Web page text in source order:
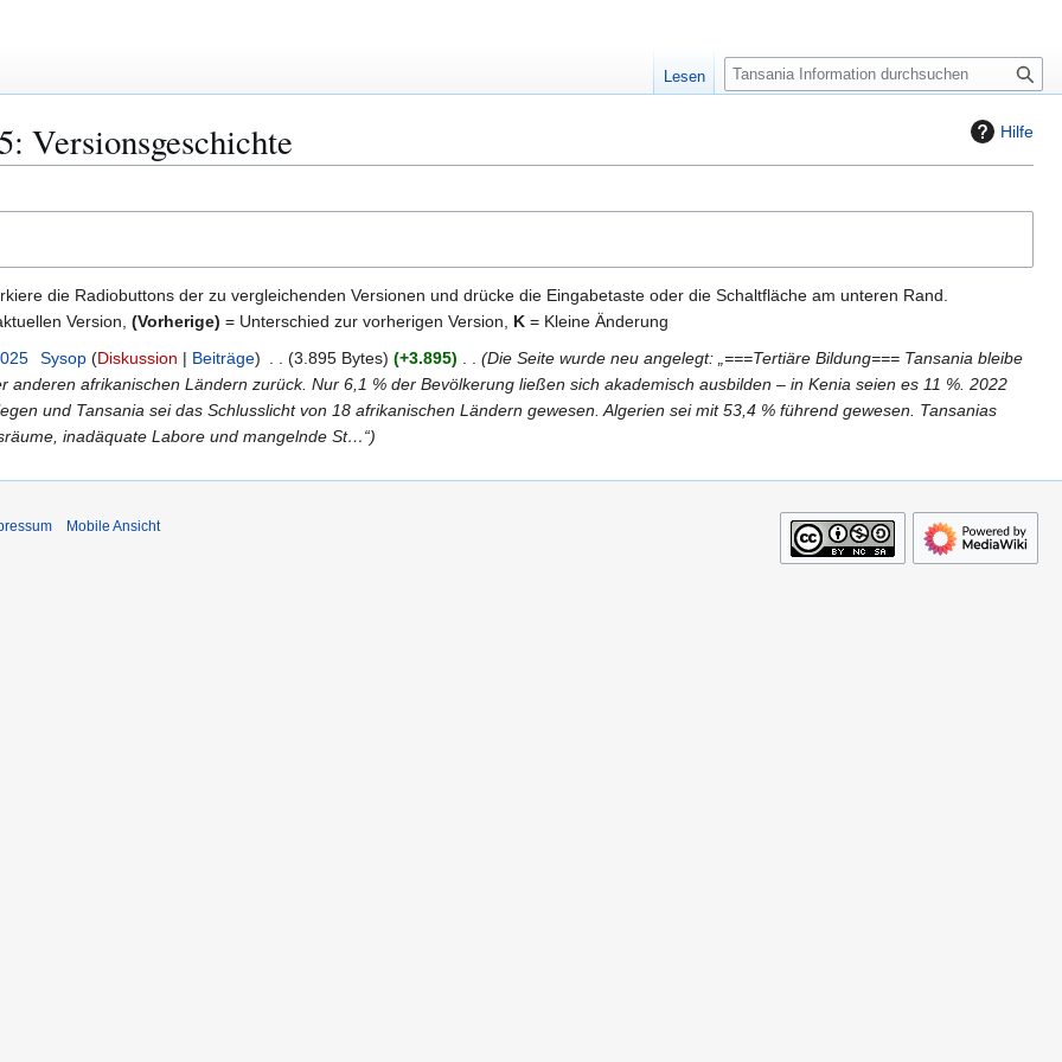
Hilfe
Versionsgeschichte
die Radiobuttons der zu vergleichenden Versionen und drücke die Eingabetaste oder die Schaltfläche am unteren Rand.
Version, (Vorherige) = Unterschied zur vorherigen Version, K = Kleine Änderung
Sysop Diskussion Beiträge 3.895 Bytes +3.895
Die Seite wurde neu angelegt: „===Tertiäre Bildung=== Tansania bleibe
anderen afrikanischen Ländern zurück. Nur 6,1 % der Bevölkerung ließen sich akademisch ausbilden – in Kenia seien es 11 %. 2022
und Tansania sei das Schlusslicht von 18 afrikanischen Ländern gewesen. Algerien sei mit 53,4 % führend gewesen. Tansanias
inadäquate Labore und mangelnde St…“
Lesen
S
u
e
Mobile Ansicht